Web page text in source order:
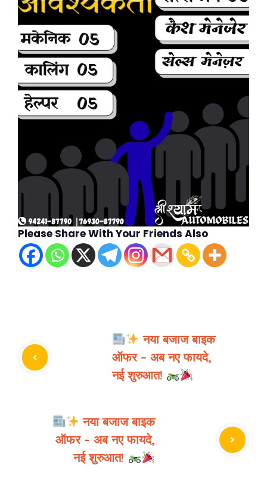
Please Share With Your Friends Also
नया बजाज बाइक
ऑफर – अब नए फायदे,
नई शुरुआत!
नया बजाज बाइक
ऑफर – अब नए फायदे,
नई शुरुआत!